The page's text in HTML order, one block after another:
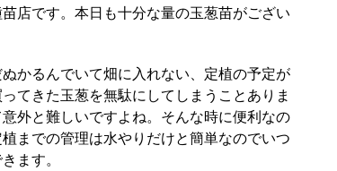
店です。本日も十分な量の玉葱苗がござい
かるんでいて畑に入れない、定植の予定が
てきた玉葱を無駄にしてしまうことありま
外と難しいですよね。そんな時に便利なの
までの管理は水やりだけと簡単なのでいつ
ます。